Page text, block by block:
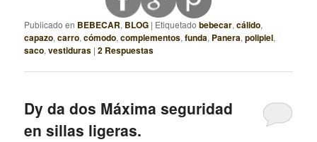
Publicado en BEBECAR, BLOG | Etiquetado bebecar,cálido,
capazo,carro,cómodo,complementos,funda, Panera,polipiel,
saco,vestiduras |2 Respuestas
Dy da dos Máxima seguridad
en sillas ligeras.